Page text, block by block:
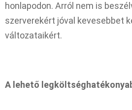
honlapodon. Arról nem is
szerverekért jóval kevesebbet
változataikért.
A lehető